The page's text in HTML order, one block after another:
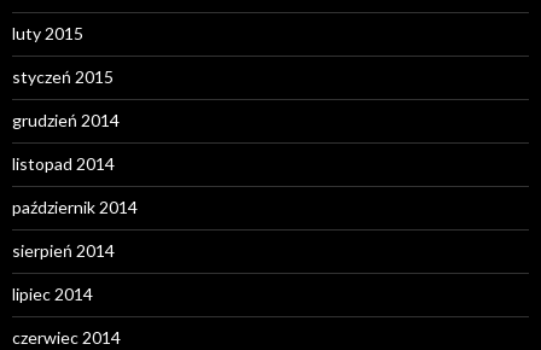
luty 2015
styczeń 2015
grudzień 2014
listopad 2014
październik 2014
sierpień 2014
lipiec 2014
czerwiec 2014